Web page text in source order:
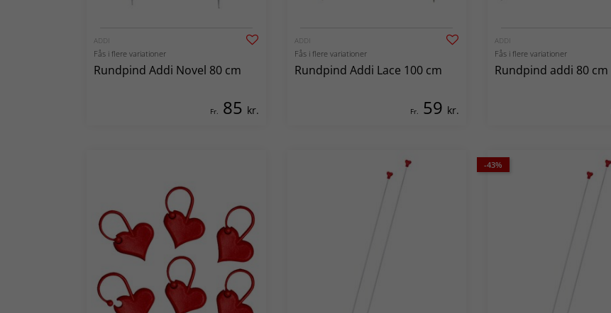
ADDI
Fås i flere variationer
Rundpind Addi Novel 80 cm
Fr. 85 kr.
ADDI
Fås i flere variationer
Rundpind Addi Lace 100 cm
Fr. 59 kr.
ADDI
Fås i flere variationer
Rundpind addi 80 cm
-43%